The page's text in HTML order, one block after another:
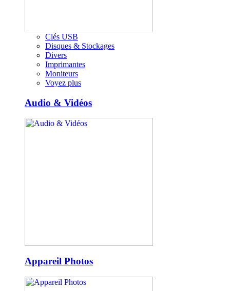
Clés USB
Disques & Stockages
Divers
Imprimantes
Moniteurs
Voyez plus
Audio & Vidéos
Appareil Photos